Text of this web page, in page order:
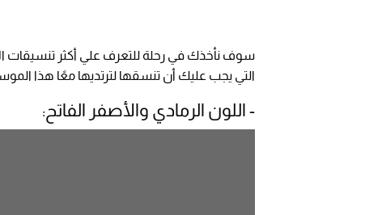
التي يجب عليك أن تنسقها لترتديها معًا هذا
- اللون الرمادي والأصفر الفاتح: